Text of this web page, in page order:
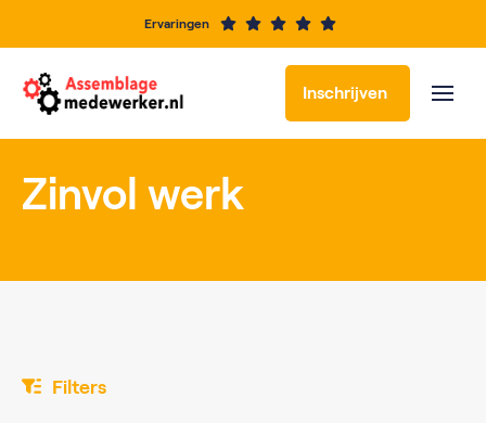
Ervaringen
Inschrijven
Zinvol werk
Filters